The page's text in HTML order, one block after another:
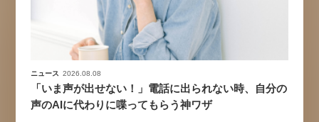
ニュース 2026.08.08
「いま声が出せない！」電話に出られない時、自分の
声のAIに代わりに喋ってもらう神ワザ